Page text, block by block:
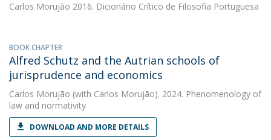
Carlos Morujão 2016. Dicionário Crítico de Filosofia Portuguesa
BOOK CHAPTER
Alfred Schutz and the Autrian schools of
jurisprudence and economics
Carlos Morujão (with Carlos Morujão). 2024. Phenomenology of
law and normativity
DOWNLOAD AND MORE DETAILS